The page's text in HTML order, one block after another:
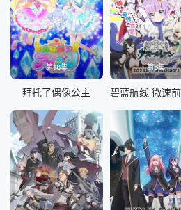
第18集
拜托了偶像公主
第6集